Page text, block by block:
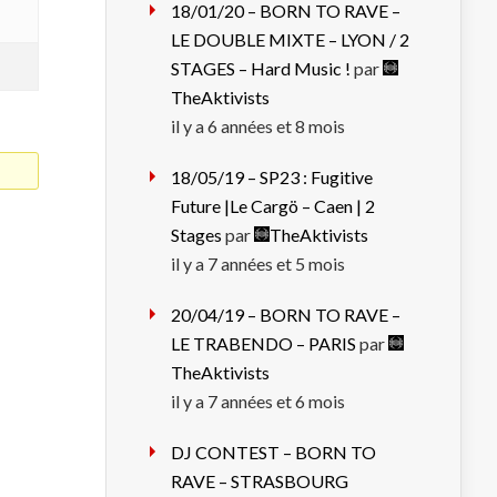
18/01/20 – BORN TO RAVE –
LE DOUBLE MIXTE – LYON / 2
STAGES – Hard Music ! par
TheAktivists
il y a 6 années et 8 mois
18/05/19 – SP23 : Fugitive
Future |Le Cargö – Caen | 2
Stages par
TheAktivists
il y a 7 années et 5 mois
20/04/19 – BORN TO RAVE –
LE TRABENDO – PARIS par
TheAktivists
il y a 7 années et 6 mois
DJ CONTEST – BORN TO
RAVE – STRASBOURG